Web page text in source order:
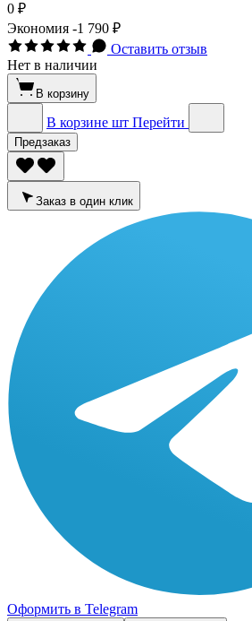
0 ₽
Экономия -1 790 ₽
Оставить отзыв
Нет в наличии
В корзину
В корзине шт Перейти
Предзаказ
Заказ в один клик
Оформить в Telegram